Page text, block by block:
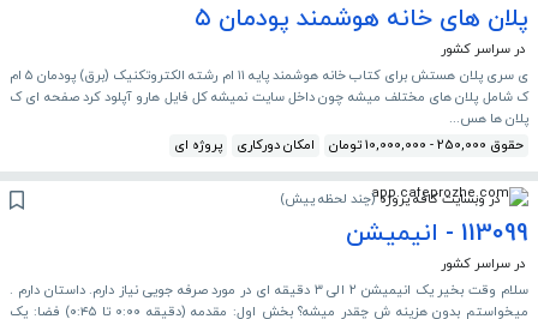
پلان های خانه هوشمند پودمان ۵
در سراسر کشور
ی سری پلان هستش برای کتاب خانه هوشمند پایه ۱۱ ام رشته الکتروتکنیک (برق) پودمان ۵ ام
ک شامل پلان های مختلف میشه چون داخل سایت نمیشه کل فایل هارو آپلود کرد صفحه ای ک
پلان ها هس...
حقوق 250,000 - 10,000,000 تومان
امکان دورکاری پروژه ای
در وبسایت کافه پروژه (چند لحظه پیش)
113099 - انیمیشن
در سراسر کشور
سلام وقت بخیر یک انیمیشن ۲ الی ۳ دقیقه ای در مورد صرفه جویی نیاز دارم. داستان دارم .
میخواستم بدون هزینه ش چقدر میشه؟ بخش اول: مقدمه (دقیقه ۰:۰۰ تا ۰:۴۵) فضا: یک